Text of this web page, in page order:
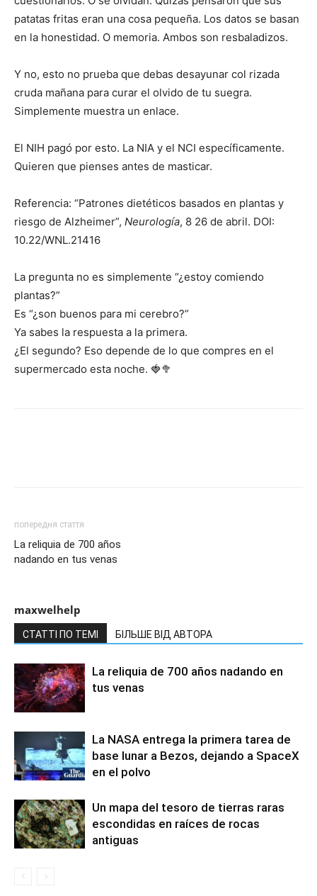
patatas fritas eran una cosa pequeña. Los datos se basan
en la honestidad. O memoria. Ambos son resbaladizos.
Y no, esto no prueba que debas desayunar col rizada
cruda mañana para curar el olvido de tu suegra.
Simplemente muestra un enlace.
El NIH pagó por esto. La NIA y el NCI específicamente.
Quieren que pienses antes de masticar.
Referencia: “Patrones dietéticos basados en plantas y
riesgo de Alzheimer”, Neurología, 8 26 de abril. DOI:
10.22/WNL.21416
La pregunta no es simplemente “¿estoy comiendo
plantas?”
Es “¿son buenos para mi cerebro?”
Ya sabes la respuesta a la primera.
¿El segundo? Eso depende de lo que compres en el
supermercado esta noche. 🍓🥦
попередня стаття
La reliquia de 700 años
nadando en tus venas
maxwelhelp
СТАТТІ ПО ТЕМІ БІЛЬШЕ ВІД АВТОРА
La reliquia de 700 años nadando en
tus venas
La NASA entrega la primera tarea de
base lunar a Bezos, dejando a SpaceX
en el polvo
Un mapa del tesoro de tierras raras
escondidas en raíces de rocas
antiguas